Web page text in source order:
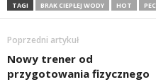
TAGI BRAK CIEPŁEJ WODY HOT PEC
Poprzedni artykuł
Nowy trener od
przygotowania fizycznego